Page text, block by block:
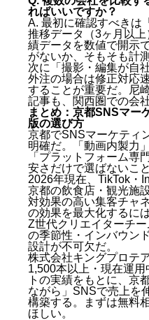
ればいいですか？
A. 最初に確認すべきは
推移データ（3ヶ月以
績データを数値で開示
がないか、そもそも計
次に「撮影・編集が自
外注の場合は修正対応
することが重要だ。
尼
記事も、関西圏での会
まとめ：京都SNSマー
版の選び方
京都でSNSマーケティ
明確だ。「動画内製力
「プラットフォーム専
安さだけで選ばないこ
2026年現在、TikTok・
京都の飲食店・観光施
対効果の高い集客チャ
の効果を最大化するに
Z世代クリエイターチ
の季節性・インバウン
設計が不可欠だ。
株式会社キングプロテ
1,500本以上・現在運
トの実績をもとに、京
ながら」SNSで売上を
構築する。まずは無料
ほしい。